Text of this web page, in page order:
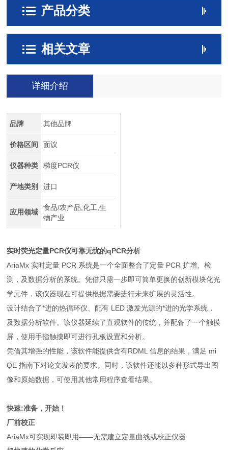
产品分类
相关文章
详细介绍
品牌 其他品牌
价格区间 面议
仪器种类 梯度PCR仪
产地类别 进口
应用领域
食品/农产品,化工,生
物产业
实时荧光定量PCR仪可靠无忧的qPCR分析
AriaMx 实时定量 PCR 系统是一个全面整合了定量 PCR 扩增、检
测，及数据分析的系统。凭借只需一步即可简单更换的创新模块化光
学元件，该仪器现在可提供根据需要进行未来扩展的灵活性。
设计结合了*进的热循环仪、配有 LED 激发光源的*进的光学系统，
及数据分析软件。该仪器延续了直观软件的传统，并配备了一个触摸
屏，使用手指触摸即可进行孔板设置和分析。
凭借其增强的性能，该软件能提供含有RDML 信息的结果，满足 mi
QE 指南下对论文发表的要求。同时，该软件还能以多种形式导出图
像和原始数据，可使用其他常用程序查看结果。
快速:准备，开始！
厂前校正
AriaMx可实现即装即用——无需建立定量曲线或校正仪器